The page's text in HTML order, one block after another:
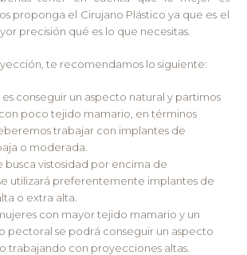
proponga el Cirujano Plástico ya que es el
precisión qué es lo que necesitas.
te recomendamos lo siguiente:
conseguir un aspecto natural y partimos
poco tejido mamario, en términos
trabajar con implantes de
o moderada.
busca vistosidad por encima de
utilizará preferentemente implantes de
o extra alta.
con mayor tejido mamario y un
pectoral se podrá conseguir un aspecto
trabajando con proyecciones altas.